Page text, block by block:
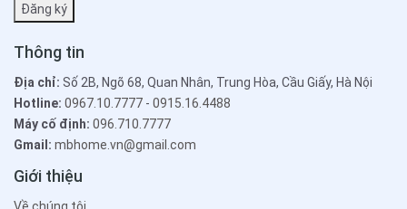
Đăng ký
Thông tin
Địa chỉ: Số 2B, Ngõ 68, Quan Nhân, Trung Hòa, Cầu Giấy, Hà Nội
Hotline: 0967.10.7777 - 0915.16.4488
Máy cố định: 096.710.7777
Gmail: mbhome.vn@gmail.com
Giới thiệu